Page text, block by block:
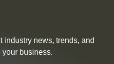
industry news, trends, and
your business.